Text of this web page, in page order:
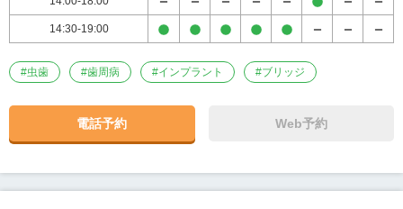
14:30-19:00
#虫歯 #歯周病 #インプラント #ブリッジ
電話予約 Web予約